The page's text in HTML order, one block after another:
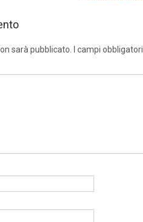
sarà pubblicato. I campi